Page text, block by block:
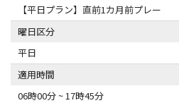
【平日プラン】直前1カ月前プレー
曜日区分
平日
適用時間
06時00分 ~ 17時45分